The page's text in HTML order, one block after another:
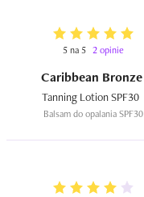
5 na 5 2 opinie
Caribbean Bronze
Balsam do opalania SPF30